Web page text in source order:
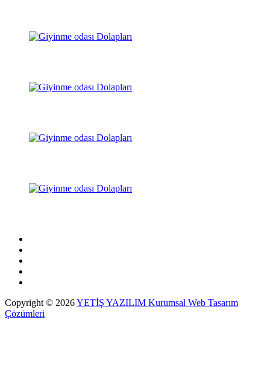
Copyright © 2026YETİŞ YAZILIM Kurumsal Web Tasarım
Çözümleri